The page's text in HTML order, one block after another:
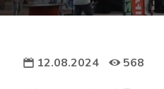
12.08.2024 568